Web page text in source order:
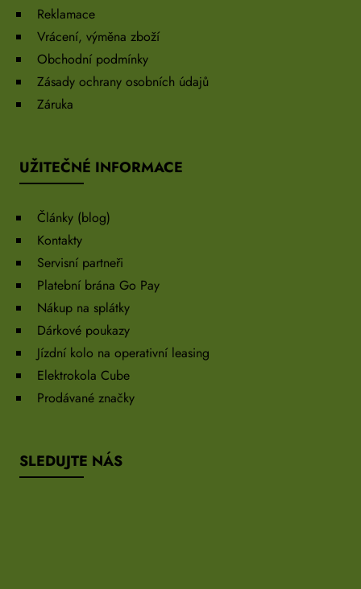
Reklamace
Vrácení, výměna zboží
Obchodní podmínky
Zásady ochrany osobních údajů
Záruka
UŽITEČNÉ INFORMACE
Články (blog)
Kontakty
Servisní partneři
Platební brána Go Pay
Nákup na splátky
Dárkové poukazy
Jízdní kolo na operativní leasing
Elektrokola Cube
Prodávané značky
SLEDUJTE NÁS